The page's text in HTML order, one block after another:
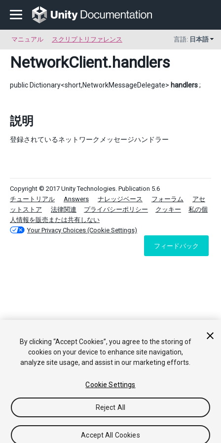
マニュアル スクリプトリファレンス 言語: 日本語
NetworkClient.handlers
public Dictionary<short,NetworkMessageDelegate> handlers;
説明
登録されているネットワークメッセージハンドラー
Copyright © 2017 Unity Technologies. Publication 5.6
チュートリアル
Answers ナレッジベース フォーラム
アセ
ットストア
法律関連 プライバシーポリシー クッキー
私の個
人情報を販売または共有しない
Your Privacy Choices (Cookie Settings)
フィードバック
By clicking “Accept Cookies”, you agree to the storing of
cookies on your device to enhance site navigation,
analyze site usage, and assist in our marketing efforts.
Cookie Settings
Reject All
Accept All Cookies